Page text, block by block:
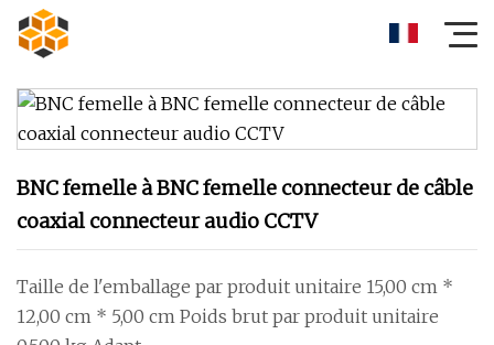
BNC femelle à BNC femelle connecteur de câble
coaxial connecteur audio CCTV
Taille de l'emballage par produit unitaire 15,00 cm *
12,00 cm * 5,00 cm Poids brut par produit unitaire